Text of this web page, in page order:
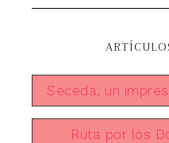
Seceda, un
Ruta por los